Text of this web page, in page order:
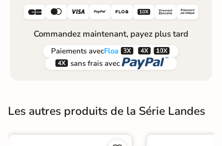
     
Commandez maintenant, payez plus tard
Paiements avecFloa  
 sans frais avec 
Les autres produits de la Série Landes